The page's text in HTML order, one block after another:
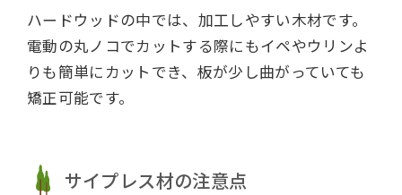
ハードウッドの中では、加工しやすい木材です。
電動の丸ノコでカットする際にもイペやウリンよ
りも簡単にカットでき、板が少し曲がっていても
矯正可能です。
サイプレス材の注意点